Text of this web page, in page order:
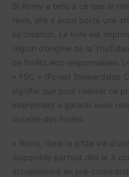
Si Romy a tenu à ce que le
réels, elle a aussi porté une
sa création. Le livre est
région d’origine de la
de forêts éco-responsables.
« FSC » (Forest Stewardship
signifie que pour réaliser ce
intervenant a garanti avoir
durable des forêts.
« Romy, dans la p’tite vie
disponible partout dès le 3
actuellement en pré-